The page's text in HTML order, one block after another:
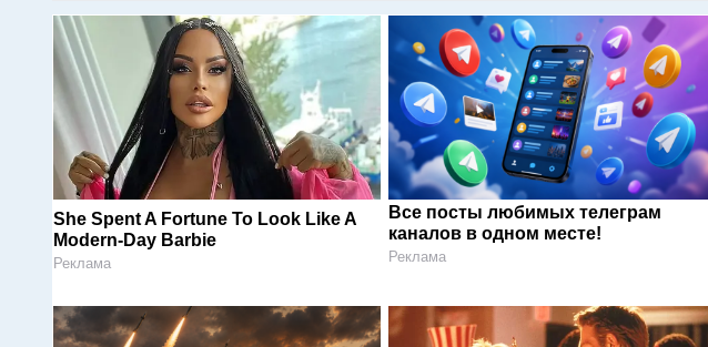
She Spent A Fortune To Look Like A
Modern-Day Barbie
Реклама
Все посты любимых телеграм
каналов в одном месте!
Реклама